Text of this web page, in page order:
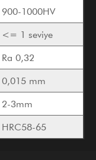
900-1000HV
<= 1 seviye
Ra 0,32
0,015 mm
2-3mm
HRC58-65